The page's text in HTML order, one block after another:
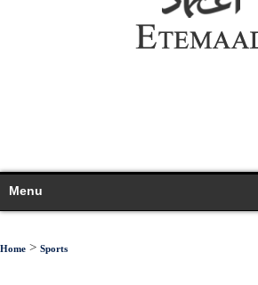
Menu
Home > Sports